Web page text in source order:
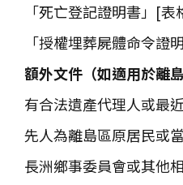
「死亡登記證明書」[
「授權埋葬屍體命令證
額外文件（如適用於離島
有合法遺產代理人或最
先人為離島區原居民或
長洲鄉事委員會或其他